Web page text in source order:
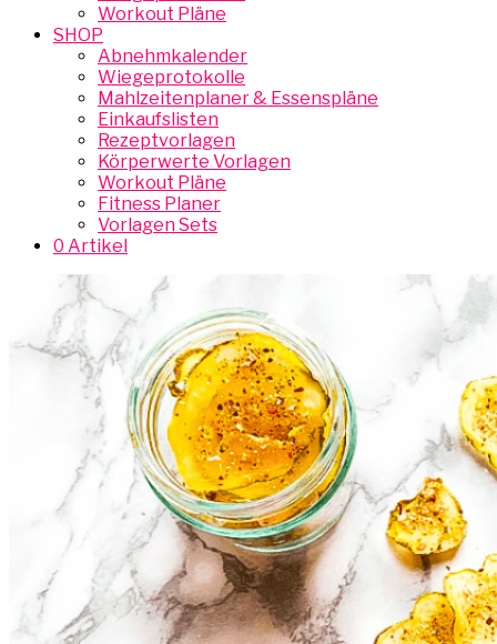
Workout Pläne
SHOP
Abnehmkalender
Wiegeprotokolle
Mahlzeitenplaner & Essenspläne
Einkaufslisten
Rezeptvorlagen
Körperwerte Vorlagen
Workout Pläne
Fitness Planer
Vorlagen Sets
0 Artikel